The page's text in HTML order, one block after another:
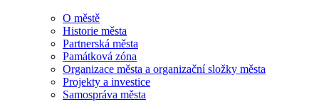
O městě
Historie města
Partnerská města
Památková zóna
Organizace města a organizační složky města
Projekty a investice
Samospráva města